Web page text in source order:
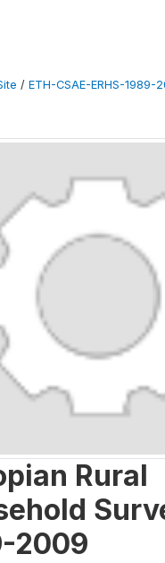
/ ETH-CSAE-ERHS-1989-
Rural
2009